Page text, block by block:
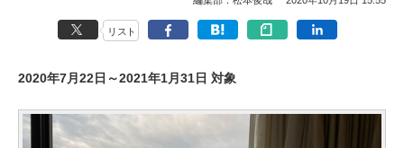
リスト
2020年7月22日～2021年1月31日 対象